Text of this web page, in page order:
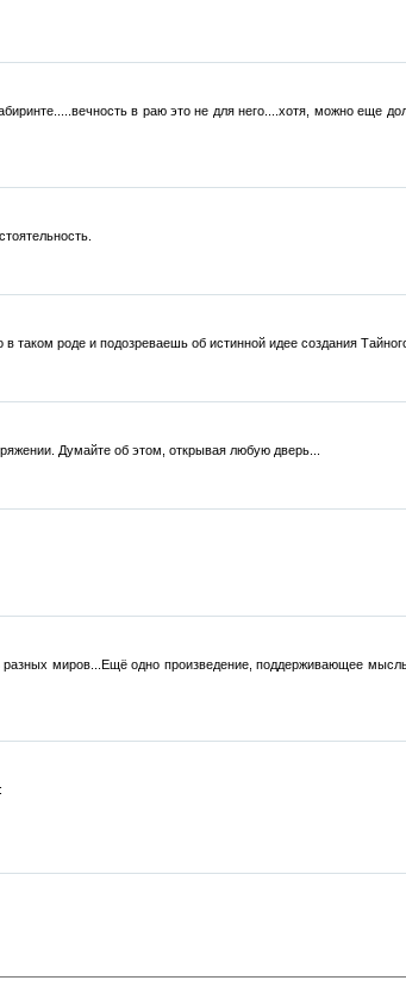
в раю это не для него....хотя, можно еще
таком роде и подозреваешь об истинной идее создания
Думайте об этом, открывая любую дверь...
миров...Ещё одно произведение, поддерживающее